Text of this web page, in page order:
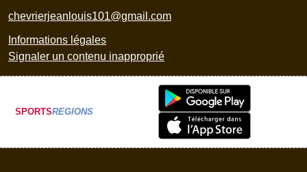
chevrierjeanlouis101@gmail.com
Informations légales
Signaler un contenu inapproprié
SPORTSREGIONS